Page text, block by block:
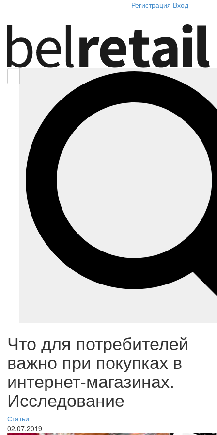
Регистрация Вход
Что для потребителей
важно при покупках в
интернет-магазинах.
Исследование
Статьи
02.07.2019